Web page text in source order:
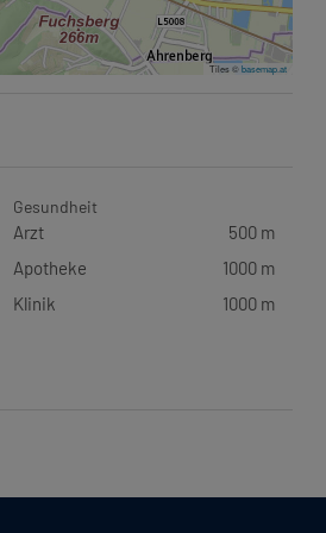
Tiles ©basemap.at
Gesundheit
Arzt
500 m
Apotheke
1000 m
Klinik
1000 m